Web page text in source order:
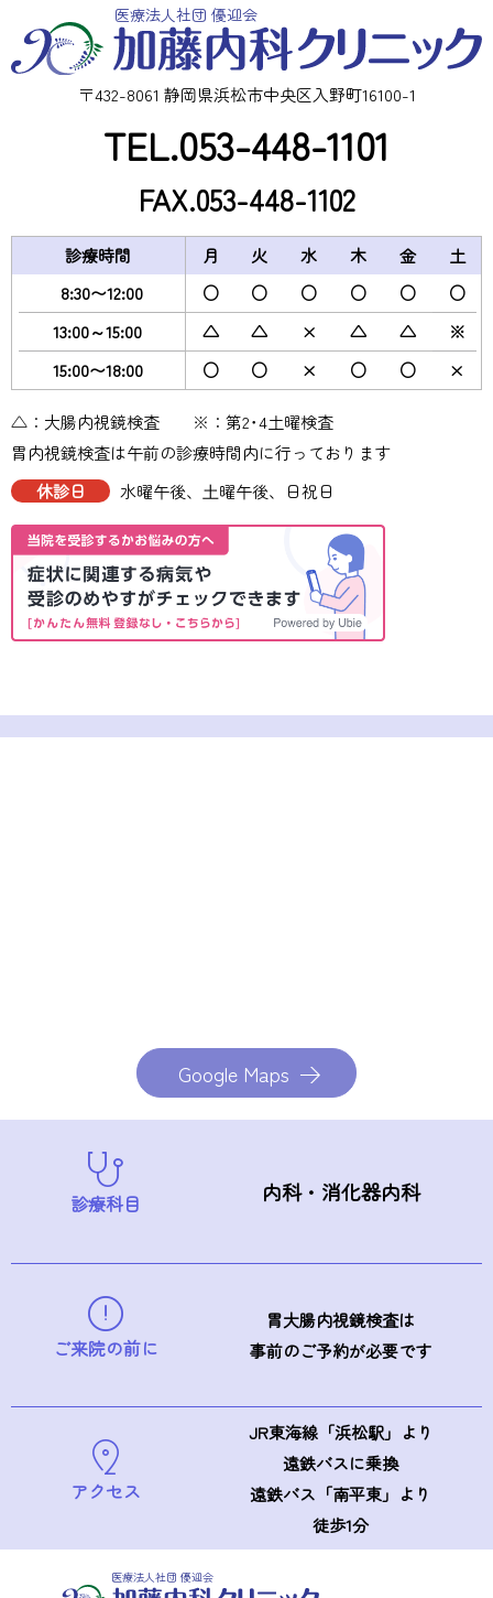
医療法人社団 優迎会
〒432-8061 静岡県浜松市中央区入野町16100-1
TEL.053-448-1101
FAX.053-448-1102
診療時間 月 火 水 木 金
土
8:30〜12:00
○ ○ ○ ○ ○
○
13:00～15:00
△ △ × △ △
※
15:00〜18:00
○ ○ × ○ ○ ×
△：大腸内視鏡検査 ※：第2･4土曜検査
胃内視鏡検査は午前の診療時間内に行っております
休診日
水曜午後、⼟曜午後、日祝日
Google Maps
診療科目 内科・消化器内科
ご来院の前に
胃大腸内視鏡検査は
事前のご予約が必要です
アクセス
JR東海線「浜松駅」より
遠鉄バスに乗換
遠鉄バス「南平東」より
徒歩1分
医療法人社団 優迎会